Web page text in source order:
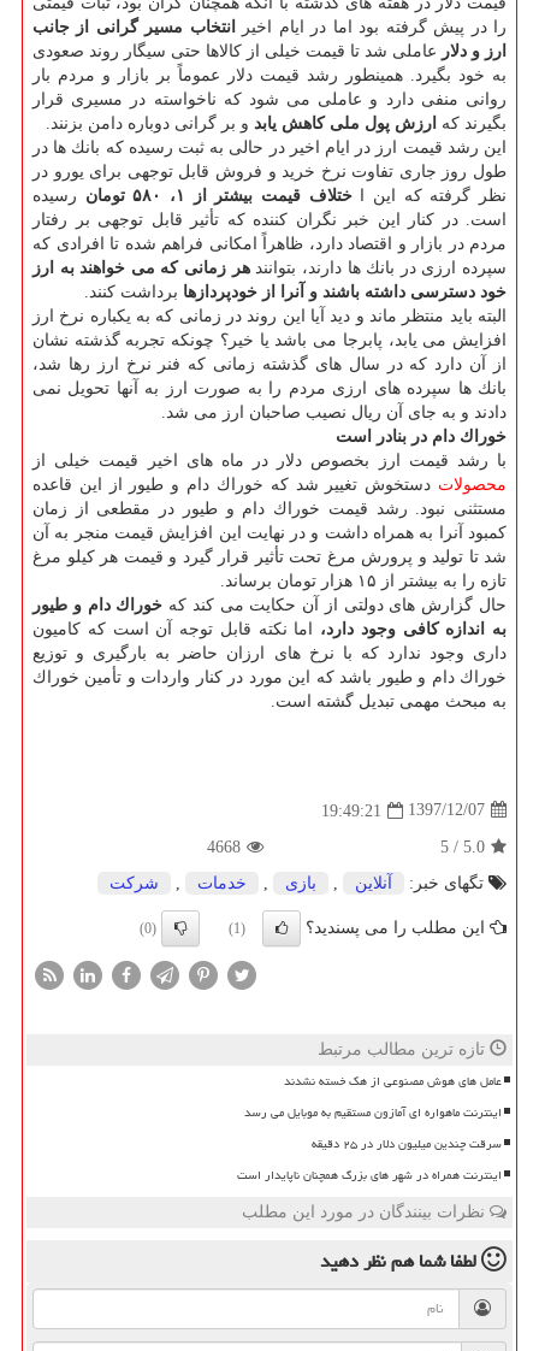
را در پیش گرفته بود اما در ایام اخیر
انتخاب مسیر گرانی از جانب
ارز و دلار عاملی شد تا قیمت خیلی از كالاها حتی سیگار روند صعودی
به خود بگیرد. همینطور رشد قیمت دلار عموماً بر بازار و مردم بار
روانی منفی دارد و عاملی می شود كه ناخواسته در مسیری قرار
بگیرند كه ارزش پول ملی كاهش یابد و بر گرانی دوباره دامن بزنند.
این رشد قیمت ارز در ایام اخیر در حالی به ثبت رسیده كه بانك ها در
طول روز جاری تفاوت نرخ خرید و فروش قابل توجهی برای یورو در
نظر گرفته كه این ا
ختلاف قیمت بیشتر از ۱، ۵۸۰ تومان
رسیده
است. در كنار این خبر نگران كننده كه تأثیر قابل توجهی بر رفتار
مردم در بازار و اقتصاد دارد، ظاهراً امكانی فراهم شده تا افرادی كه
سپرده ارزی در بانك ها دارند، بتوانند هر زمانی كه می خواهند به ارز
خود دسترسی داشته باشند و آنرا از خودپردازها برداشت كنند.
البته باید منتظر ماند و دید آیا این روند در زمانی كه به یكباره نرخ ارز
افزایش می یابد، پابرجا می باشد یا خیر؟ چونكه تجربه گذشته نشان
از آن دارد كه در سال های گذشته زمانی كه فنر نرخ ارز رها شد،
بانك ها سپرده های ارزی مردم را به صورت ارز به آنها تحویل نمی
دادند و به جای آن ریال نصیب صاحبان ارز می شد.
خوراك دام در بنادر است
با رشد قیمت ارز بخصوص دلار در ماه های اخیر قیمت خیلی از
محصولات دستخوش تغییر شد كه خوراك دام و طیور از این قاعده
مستثنی نبود. رشد قیمت خوراك دام و طیور در مقطعی از زمان
كمبود آنرا به همراه داشت و در نهایت این افزایش قیمت منجر به آن
شد تا تولید و پرورش مرغ تحت تأثیر قرار گیرد و قیمت هر كیلو مرغ
تازه را به بیشتر از ۱۵ هزار تومان برساند.
حال گزارش های دولتی از آن حكایت می كند كه خوراك دام و طیور
به اندازه كافی وجود دارد،
اما نكته قابل توجه آن است كه كامیون
داری وجود ندارد كه با نرخ های ارزان حاضر به بارگیری و توزیع
خوراك دام و طیور باشد كه این مورد در كنار واردات و تأمین خوراك
به مبحث مهمی تبدیل گشته است.
1397/12/07
19:49:21
5.0
/
5
4668
تگهای خبر:
آنلاین بازی خدمات شركت
این مطلب را می پسندید؟ (1)
(0)
تازه ترین مطالب مرتبط
عامل های هوش مصنوعی از هک خسته نشدند
اینترنت ماهواره ای آمازون مستقیم به موبایل می رسد
سرقت چندین میلیون دلار در ۲۵ دقیقه
اینترنت همراه در شهر های بزرگ همچنان ناپایدار است
نظرات بینندگان در مورد این مطلب
لطفا شما همنظر دهید